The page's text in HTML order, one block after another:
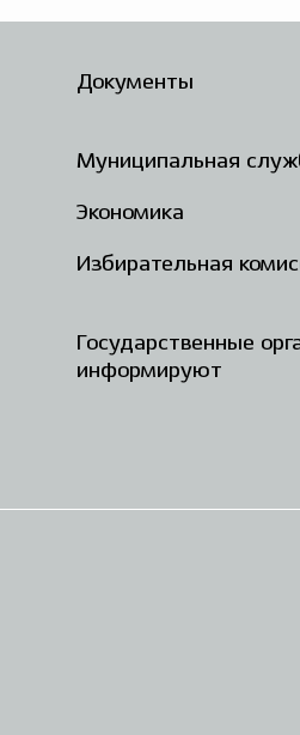
Документы
Муниципальная
Экономика
Избирательная
Государственные
информируют